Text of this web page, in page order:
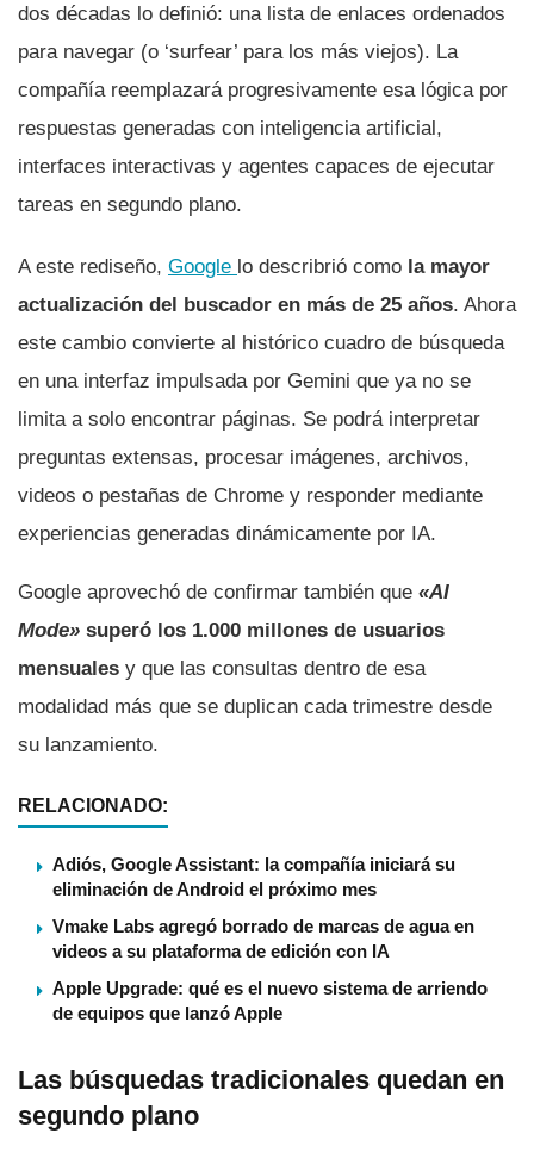
dos décadas lo definió: una lista de enlaces ordenados
para navegar (o ‘surfear’ para los más viejos). La
compañía reemplazará progresivamente esa lógica por
respuestas generadas con inteligencia artificial,
interfaces interactivas y agentes capaces de ejecutar
tareas en segundo plano.
A este rediseño, Google lo describrió como la mayor
actualización del buscador en más de 25 años. Ahora
este cambio convierte al histórico cuadro de búsqueda
en una interfaz impulsada por Gemini que ya no se
limita a solo encontrar páginas. Se podrá interpretar
preguntas extensas, procesar imágenes, archivos,
videos o pestañas de Chrome y responder mediante
experiencias generadas dinámicamente por IA.
Google aprovechó de confirmar también que «AI
Mode» superó los 1.000 millones de usuarios
mensuales y que las consultas dentro de esa
modalidad más que se duplican cada trimestre desde
su lanzamiento.
RELACIONADO:
Adiós, Google Assistant: la compañía iniciará su
eliminación de Android el próximo mes
Vmake Labs agregó borrado de marcas de agua en
videos a su plataforma de edición con IA
Apple Upgrade: qué es el nuevo sistema de arriendo
de equipos que lanzó Apple
Las búsquedas tradicionales quedan en
segundo plano